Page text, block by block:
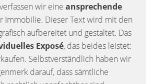
wir eine ansprechende
Immobilie. Dieser Text wird mit den
aufbereitet und gestaltet. Das
Exposé, das beides leistet:
Selbstverständlich haben wir
darauf, dass sämtliche